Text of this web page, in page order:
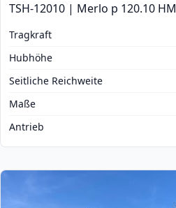
TSH-12010 | Merlo p 120.10 HM
Tragkraft
Hubhöhe
Seitliche Reichweite
Maße
Antrieb